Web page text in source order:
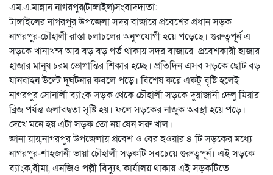
এম.এ.মান্নান নাগরপুর(টাঙ্গাইল)সংবাদদাতা:
টাঙ্গাইলের নাগরপুর উপজেলা সদর বাজারে প্রবেশের প্রধান সড়ক
নাগরপুর-চৌহালী রাস্তা চলাচলের অনুপযোগী হয়ে পড়েছে। গুরুত্বপূর্ন এ
সড়কে খানাখন্দ আর বড় বড় গর্ত থাকায় সদর বাজারে প্রবেশকারী হাজার
হাজার মানুষ চরম ভোগান্তির শিকার হচ্ছে। প্রতিদিন এসব সড়কে ছোট বড়
যানবাহন উল্টে দূর্ঘটনার কবলে পড়ে। বিশেষ করে একটু বৃষ্টি হলেই
নাগরপুর সোনালী ব্যাংক সড়ক থেকে চৌহালী সড়কে দুয়াজানী দেলু মিয়ার
ব্রিজ পর্যন্ত জলাবদ্বতা সৃষ্টি হয়। ফলে সড়কের নাজুক অবস্থা হয়ে পড়ে।
দেখে মনে হয় এটা সড়ক তো নয় যেন সরু খাল।
জানা য়ায়,নাগরপুর উপজেলায় প্রবেশ ও বের হওয়ার ৪ টি সড়কের মধ্যে
নাগরপুর-শাহজানী ভায়া চৌহালী সড়কটি সবচেয়ে গুরুত্বপূর্ন। এই সড়কে
ব্যাংক,বীমা, এনজিও পল্লী বিদ্যুৎ কার্যালয় থাকায় এই সড়কটিতে